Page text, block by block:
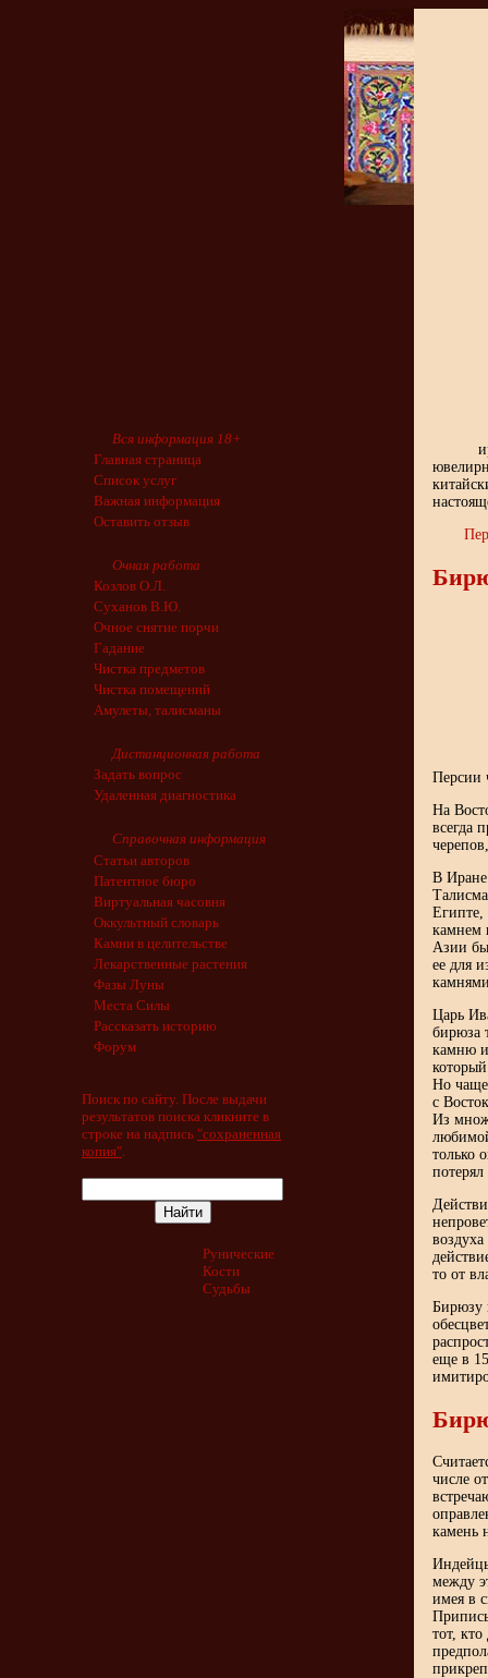
Вся информация 18+
Главная страница
Список услуг
Важная информация
Оставить отзыв
Очная работа
Козлов О.Л.
Суханов В.Ю.
Очное снятие порчи
Гадание
Чистка предметов
Чистка помещений
Амулеты, талисманы
Дистанционная работа
Задать вопрос
Удаленная диагностика
Справочная информация
Статьи авторов
Патентное бюро
Виртуальная часовня
Оккультный словарь
Камни в целительстве
Лекарственные растения
Фазы Луны
Места Силы
Рассказать историю
Форум
Поиск по сайту. После выдачи
результатов поиска кликните в
строке на надпись "сохраненная
копия".
Рунические
Кости
Судьбы
Персии
На
всегда
В Иране
Египте,
камнем
Азии
ее для
Царь
бирюза
камню и
Но
с
Из
только
то от
Бирюзу
еще в
числе
камень
между
имея в
тот,